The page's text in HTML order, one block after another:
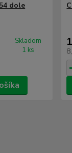
dole
Skladom
1 ks